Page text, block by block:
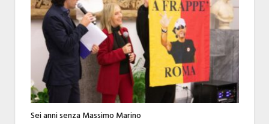
Sei anni senza Massimo Marino